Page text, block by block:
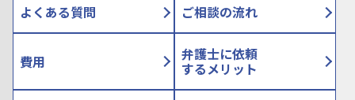
よくある質問 ご相談の流れ
費用 弁護士に依頼
するメリット